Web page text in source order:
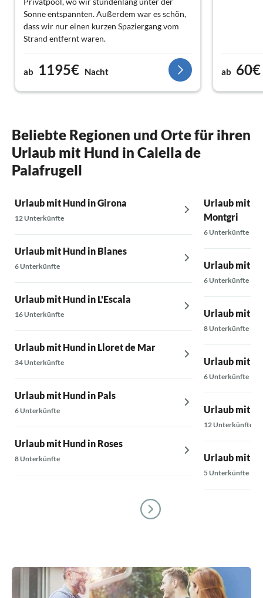
Sonne entspannten. Außerdem war es schön,
dass wir nur einen kurzen Spaziergang vom
Strand entfernt waren.
ab 1195€ Nacht ab 60€
Beliebte Regionen und Orte für ihren
Urlaub mit Hund in Calella de
Palafrugell
Urlaub mit Hund in Girona
12 Unterkünfte
Urlaub mit Hund in Blanes
6 Unterkünfte
Urlaub mit Hund in L'Escala
16 Unterkünfte
Urlaub mit Hund in Lloret de Mar
34 Unterkünfte
Urlaub mit Hund in Pals
6 Unterkünfte
Urlaub mit Hund in Roses
8 Unterkünfte
Urlaub mit
Montgri
6 Unterkünfte
Urlaub mit
6 Unterkünfte
Urlaub mit
8 Unterkünfte
Urlaub mit
6 Unterkünfte
Urlaub mit
12 Unterkünfte
Urlaub mit
5 Unterkünfte